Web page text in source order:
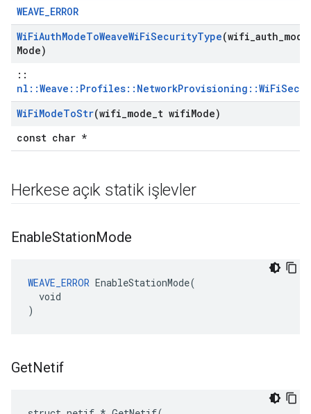
WEAVE_ERROR
WiFiAuthModeToWeaveWiFiSecurityType(wifi auth mode
Mode)
::
WiFiModeToStr(wifi mode t wifiMode)
const char *
Herkese açık statik işlevler
EnableStationMode
WEAVE_ERROR EnableStationMode(
  void
)
GetNetif